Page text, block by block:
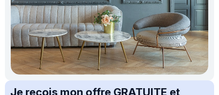
Je reçois mon offre GRATUITE et